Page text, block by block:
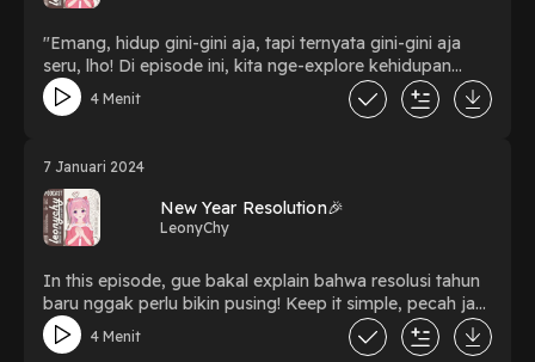
"Emang, hidup gini-gini aja, tapi ternyata gini-gini aja
seru, lho! Di episode ini, kita nge-explore kehidupan
sehari-hari yang sering dianggap biasa tapi penuh
warna. Mulai dari cerita konyol sampe insight kehidupan
baper, dan dapetin perspektif baru tentang hidup! Don't
miss out, guys!" "Yuk, dengerin serunya 'Hidup Merasa
Gini-Gini Aja' di LeonyChy Podcast! Siap-siap buat gelak
tawa dan dapetin feel-good vibes. Click play now,
teman-teman! 🎙️✨"
4 Menit
7 Januari 2024
New Year Resolution🎉
LeonyChy
In this episode, gue bakal explain bahwa resolusi tahun
baru nggak perlu bikin pusing! Keep it simple, pecah jadi
langkah kecil, dan rayakan setiap kemajuan. Problem-
solving juga jadi kunci, guys! Jangan lupa, hidup ini
4 Menit